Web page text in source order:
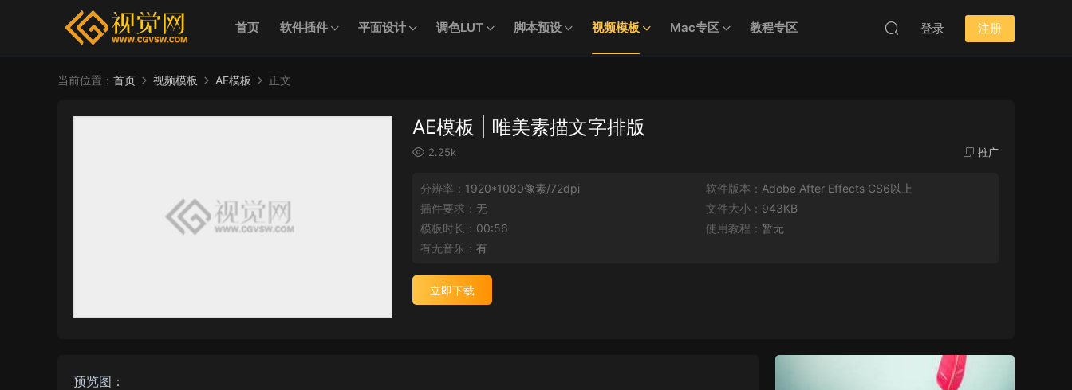
首页 软件插件 平面设计 调色LUT 脚本预设 视频模板 Mac专区 教程专区 登录 注册
当前位置： 首页 视频模板 AE模板 正文
AE模板 | 唯美素描文字排版
2.25k 推广
分辨率： 1920*1080像素/72dpi 软件版本： Adobe After Effects CS6以上
插件要求： 无 文件大小： 943KB
模板时长： 00:56 使用教程： 暂无
有无音乐： 有
立即下载
预览图：